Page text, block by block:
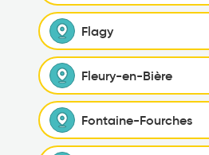
Flagy
Fleury-en-Bière
Fontaine-Fourches